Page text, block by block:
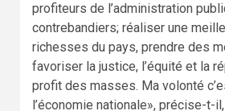
profiteurs de l’administration
contrebandiers; réaliser une
richesses du pays, prendre des
favoriser la justice, l’équité et la
profit des masses. Ma volonté
l’économie nationale», précise-t-